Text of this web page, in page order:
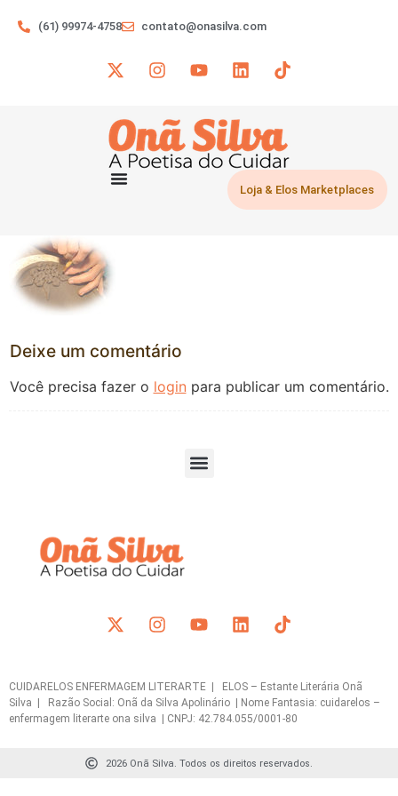
(61) 99974-4758 contato@onasilva.com
Loja & Elos Marketplaces
Deixe um comentário
Você precisa fazer o login para publicar um comentário.
CUIDARELOS ENFERMAGEM LITERARTE | ELOS – Estante Literária Onã
Silva | Razão Social: Onã da Silva Apolinário | Nome Fantasia: cuidarelos –
enfermagem literarte ona silva | CNPJ: 42.784.055/0001-80
2026 Onã Silva. Todos os direitos reservados.